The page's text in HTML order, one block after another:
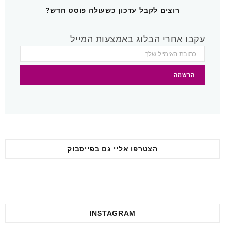
o
k
g
a
m
r
s
t
b
רוצים לקבל עדכון כשעולה פוסט חדש?
עקבו אחרי הבלוג באמצעות המייל
הצטרפו אליי גם בפייסבוק
INSTAGRAM